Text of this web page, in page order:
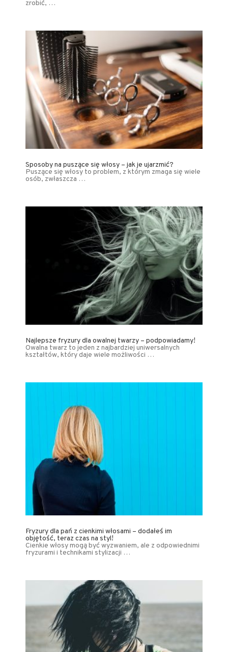
zrobić, …
Sposoby na puszące się włosy – jak je ujarzmić?
Puszące się włosy to problem, z którym zmaga się wiele
osób, zwłaszcza …
Najlepsze fryzury dla owalnej twarzy – podpowiadamy!
Owalna twarz to jeden z najbardziej uniwersalnych
kształtów, który daje wiele możliwości …
Fryzury dla pań z cienkimi włosami – dodałeś im
objętość, teraz czas na styl!
Cienkie włosy mogą być wyzwaniem, ale z odpowiednimi
fryzurami i technikami stylizacji …